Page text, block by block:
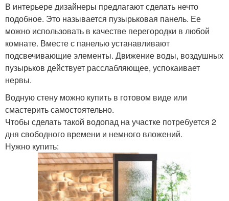
В интерьере дизайнеры предлагают сделать нечто
подобное. Это называется пузырьковая панель. Ее
можно использовать в качестве перегородки в любой
комнате. Вместе с панелью устанавливают
подсвечивающие элементы. Движение воды, воздушных
пузырьков действует расслабляющее, успокаивает
нервы.
Водную стену можно купить в готовом виде или
смастерить самостоятельно.
Чтобы сделать такой водопад на участке потребуется 2
дня свободного времени и немного вложений.
Нужно купить: